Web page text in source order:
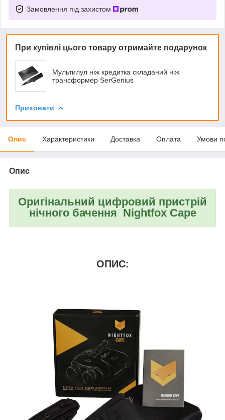
Замовлення під захистом
При купівлі цього товару отримайте подарунок
Мультилул ніж кредитка складаний ніж
трансформер SerGenius
Приховати
Опис Характеристики Доставка Оплата Умови
Опис
Оригінальний цифровий пристрій
нічного бачення Nightfox Cape
ОПИС: